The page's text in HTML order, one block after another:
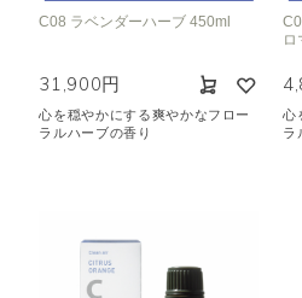
C08 ラベンダーハーブ 450ml
31,900円
心を穏やかにする爽やかなフロー
ラルハーブの香り
ロ
心
ラ